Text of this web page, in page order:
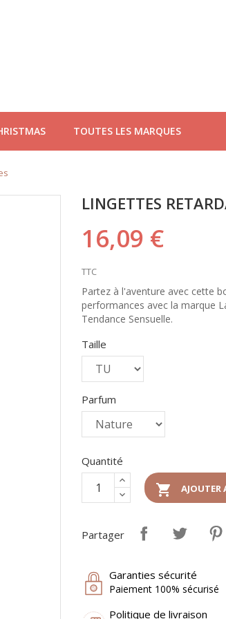
TOUTES LES MARQUES
LINGETTES
16,09 €
TTC
Partez à l'aventure avec cette
performances avec la marque
Tendance Sensuelle.
Taille
Parfum
Quantité
 AJOUTER
Partager
Garanties sécurité
Paiement 100% sécurisé
Politique de livraison